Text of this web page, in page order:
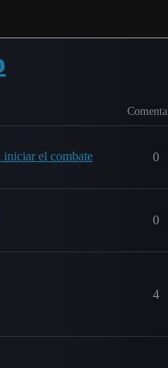
iniciar el combate 0
0
4